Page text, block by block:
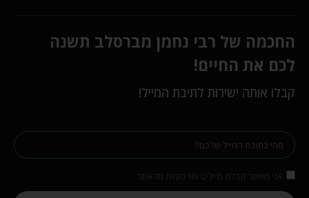
החכמה של רבי נחמן מברסלב תשנה
לכם את החיים!
קבלו אותה ישירות לתיבת המייל!